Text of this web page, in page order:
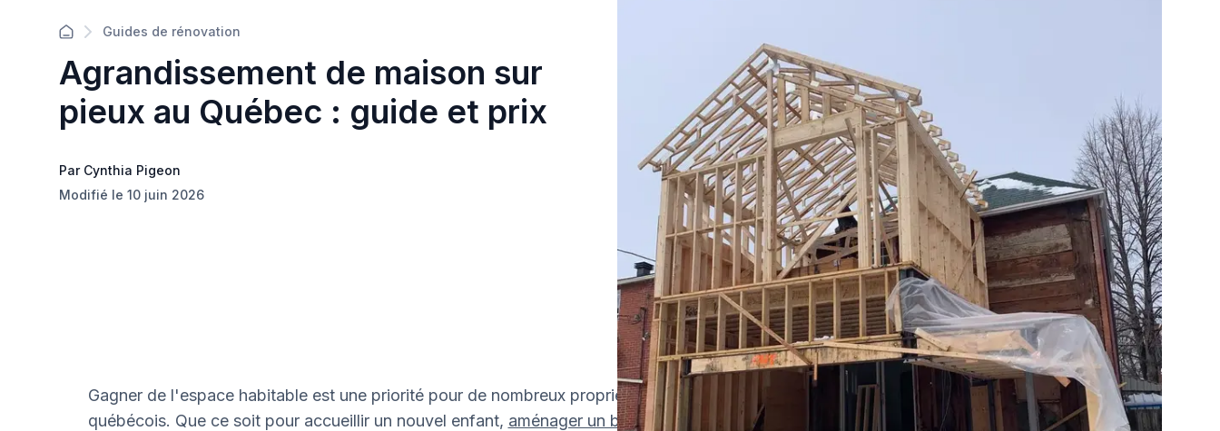
Guides de rénovation
Agrandissement de maison sur
pieux au Québec : guide et prix
Par Cynthia Pigeon
Modifié le 10 juin 2026
Gagner de l'espace habitable est une priorité pour de nombreux propriétaires
québécois. Que ce soit pour accueillir un nouvel enfant, aménager un bureau de
Table des matières 7 min de lecture